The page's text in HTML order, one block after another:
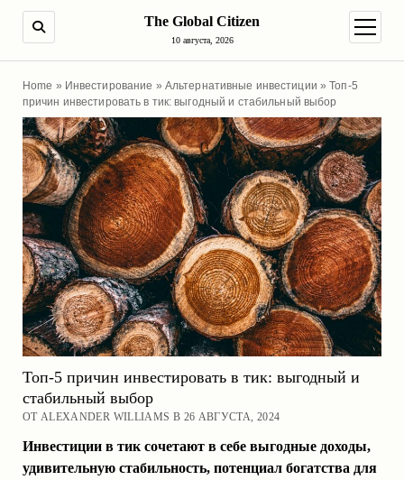
The Global Citizen
10 августа, 2026
Home » Инвестирование » Альтернативные инвестиции » Топ-5
причин инвестировать в тик: выгодный и стабильный выбор
Топ-5 причин инвестировать в тик: выгодный и
стабильный выбор
ОТ ALEXANDER WILLIAMS В 26 АВГУСТА, 2024
Инвестиции в тик сочетают в себе выгодные доходы,
удивительную стабильность, потенциал богатства для